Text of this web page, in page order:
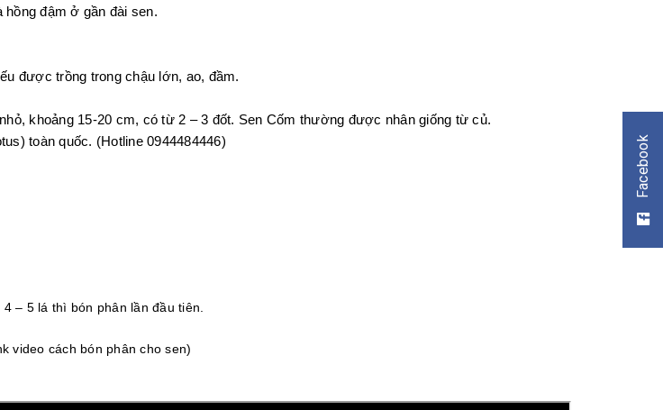
hồng đậm ở gần đài sen.
được trồng trong chậu lớn, ao, đầm.
khoảng 15-20 cm, có từ 2 – 3 đốt. Sen Cốm thường được nhân giống từ củ.
toàn quốc. (Hotline 0944484446)
– 5 lá thì bón phân lần đầu tiên.
video cách bón phân cho sen)
Facebook